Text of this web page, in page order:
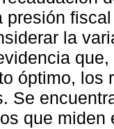
presión
la
óptimo, los
Se
que miden